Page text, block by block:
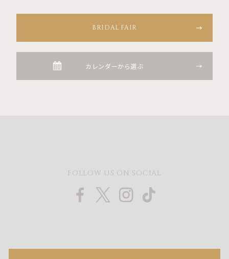
BRIDAL FAIR
カレンダーから選ぶ
FOLLOW US ON SOCIAL